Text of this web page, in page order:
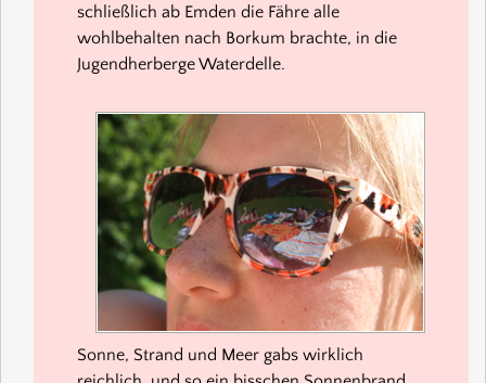
schließlich ab Emden die Fähre alle
wohlbehalten nach Borkum brachte, in die
Jugendherberge Waterdelle.
Sonne, Strand und Meer gabs wirklich